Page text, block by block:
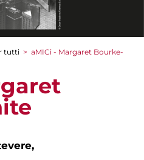
tutti > aMICi - Margaret Bourke-